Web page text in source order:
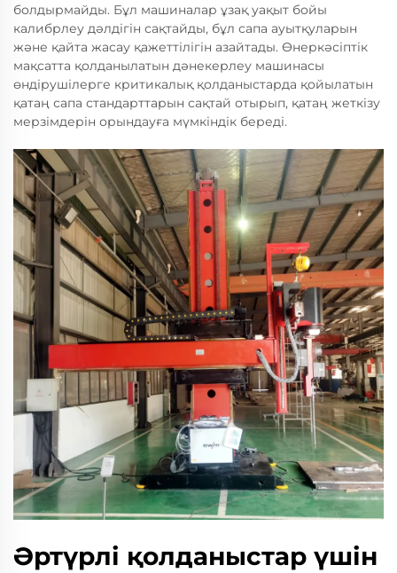
болдырмайды. Бұл машиналар ұзақ уақыт бойы
калибрлеу дәлдігін сақтайды, бұл сапа ауытқуларын
және қайта жасау қажеттілігін азайтады. Өнеркәсіптік
мақсатта қолданылатын дәнекерлеу машинасы
өндірушілерге критикалық қолданыстарда қойылатын
қатаң сапа стандарттарын сақтай отырып, қатаң жеткізу
мерзімдерін орындауға мүмкіндік береді.
Әртүрлі қолданыстар үшін